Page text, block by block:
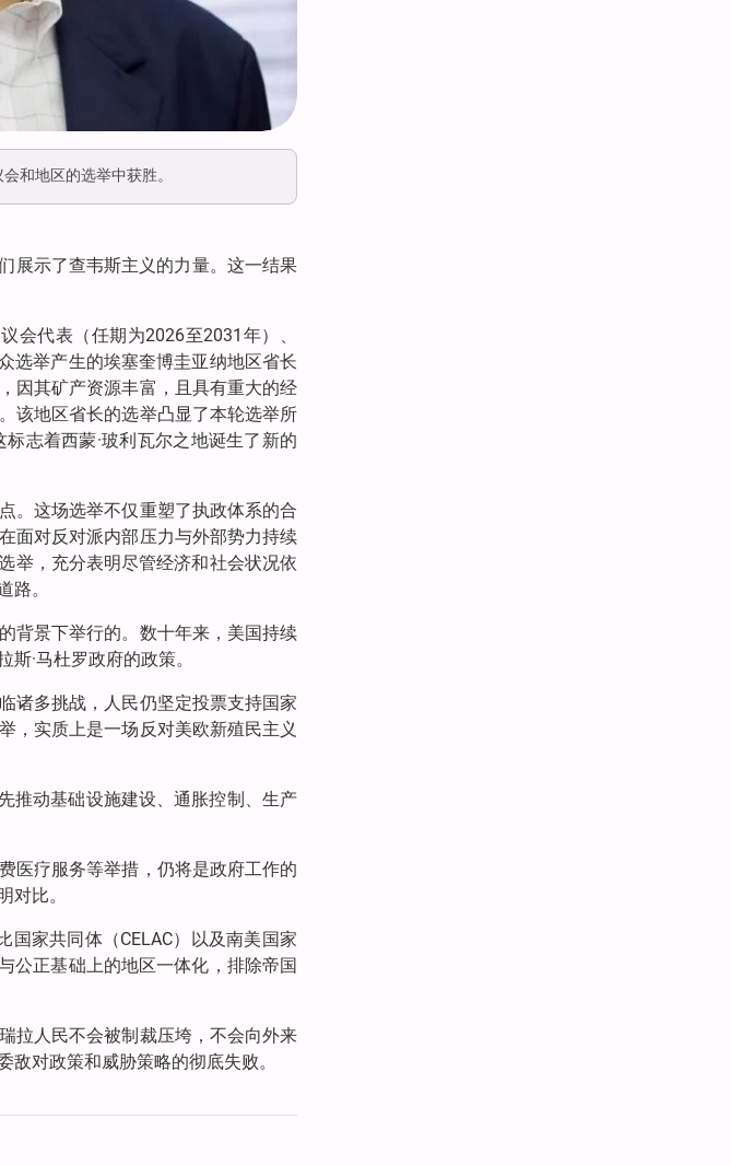
和地区的选举中获胜。
展示了查韦斯主义的力量。这一结果
会代表（任期为2026至2031年）、
选举产生的埃塞奎博圭亚纳地区省长
因其矿产资源丰富，且具有重大的经
该地区省长的选举凸显了本轮选举所
志着西蒙·玻利瓦尔之地诞生了新的
。这场选举不仅重塑了执政体系的合
面对反对派内部压力与外部势力持续
举，充分表明尽管经济和社会状况依
路。
背景下举行的。数十年来，美国持续
·马杜罗政府的政策。
诸多挑战，人民仍坚定投票支持国家
，实质上是一场反对美欧新殖民主义
推动基础设施建设、通胀控制、生产
医疗服务等举措，仍将是政府工作的
对比。
家共同体（CELAC）以及南美国家
公正基础上的地区一体化，排除帝国
拉人民不会被制裁压垮，不会向外来
对政策和威胁策略的彻底失败。